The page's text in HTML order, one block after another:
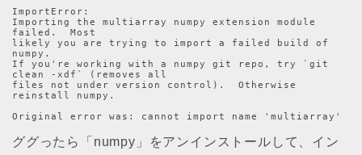
ImportError:
Importing the multiarray numpy extension module
failed.  Most
likely you are trying to import a failed build of
numpy.
If you're working with a numpy git repo, try `git
clean -xdf` (removes all
files not under version control).  Otherwise
reinstall numpy.
Original error was: cannot import name 'multiarray'
ググったら「numpy」をアンインストールして、イン